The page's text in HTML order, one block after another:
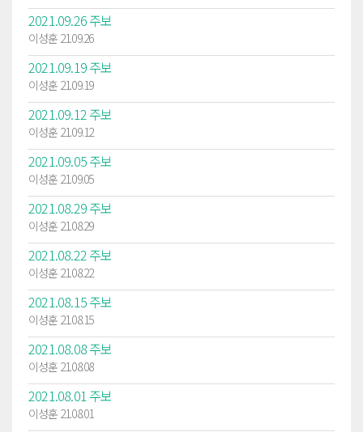
2021.09.26 주보
이성훈 21.09.26
2021.09.19 주보
이성훈 21.09.19
2021.09.12 주보
이성훈 21.09.12
2021.09.05 주보
이성훈 21.09.05
2021.08.29 주보
이성훈 21.08.29
2021.08.22 주보
이성훈 21.08.22
2021.08.15 주보
이성훈 21.08.15
2021.08.08 주보
이성훈 21.08.08
2021.08.01 주보
이성훈 21.08.01